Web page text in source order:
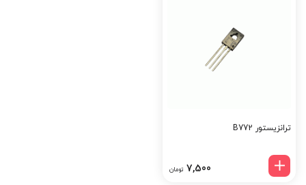
ترانزیستور جریان بالا، ترانزیستور صنعتی راهنمای خرید از تینو
خواهد رسید.
ترانزیستور B772
7,500 تومان